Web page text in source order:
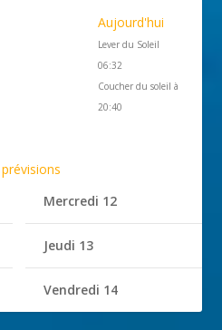
Aujourd'hui
Lever du Soleil
06:32
Coucher du soleil à
20:40
Mercredi 12
Jeudi 13
Vendredi 14